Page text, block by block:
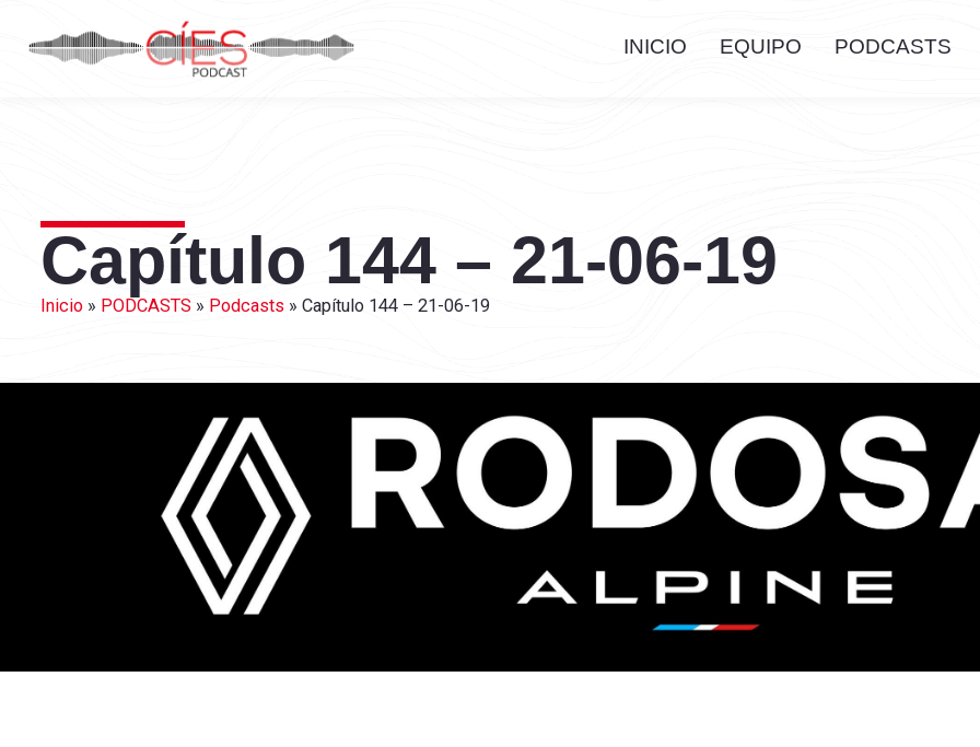
INICIO EQUIPO PODCASTS
Capítulo 144 – 21-06-19
Inicio » PODCASTS » Podcasts » Capítulo 144 – 21-06-19